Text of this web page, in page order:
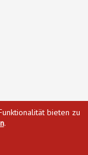
bieten zu
.